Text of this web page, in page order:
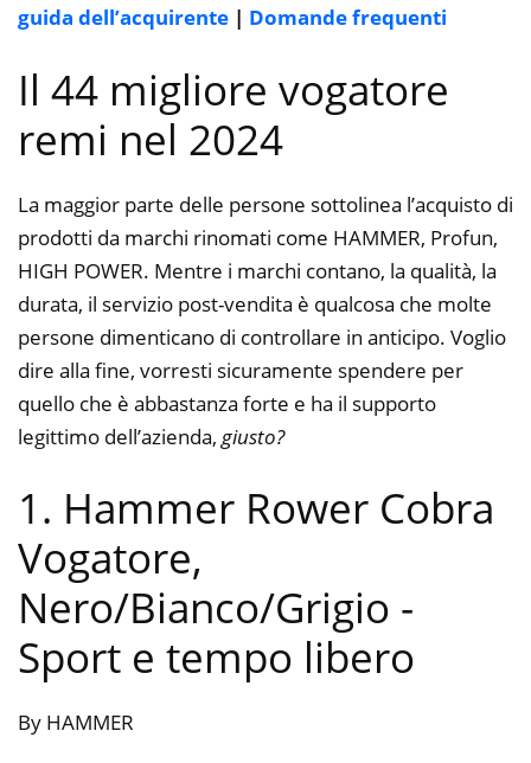
guida dell’acquirente | Domande frequenti
Il 44 migliore vogatore
remi nel 2024
La maggior parte delle persone sottolinea l’acquisto di
prodotti da marchi rinomati come HAMMER, Profun,
HIGH POWER. Mentre i marchi contano, la qualità, la
durata, il servizio post-vendita è qualcosa che molte
persone dimenticano di controllare in anticipo. Voglio
dire alla fine, vorresti sicuramente spendere per
quello che è abbastanza forte e ha il supporto
legittimo dell’azienda, giusto?
1. Hammer Rower Cobra
Vogatore,
Nero/Bianco/Grigio -
Sport e tempo libero
By HAMMER